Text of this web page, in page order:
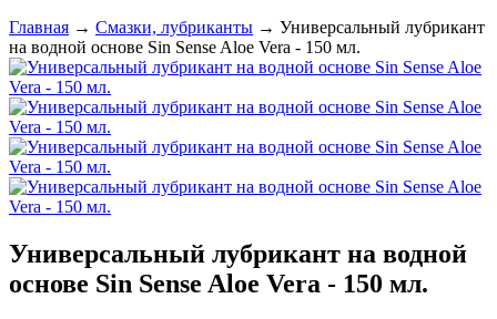
Главная → Смазки, лубриканты → Универсальный лубрикант
на водной основе Sin Sense Aloe Vera - 150 мл.
Универсальный лубрикант на водной
основе Sin Sense Aloe Vera - 150 мл.